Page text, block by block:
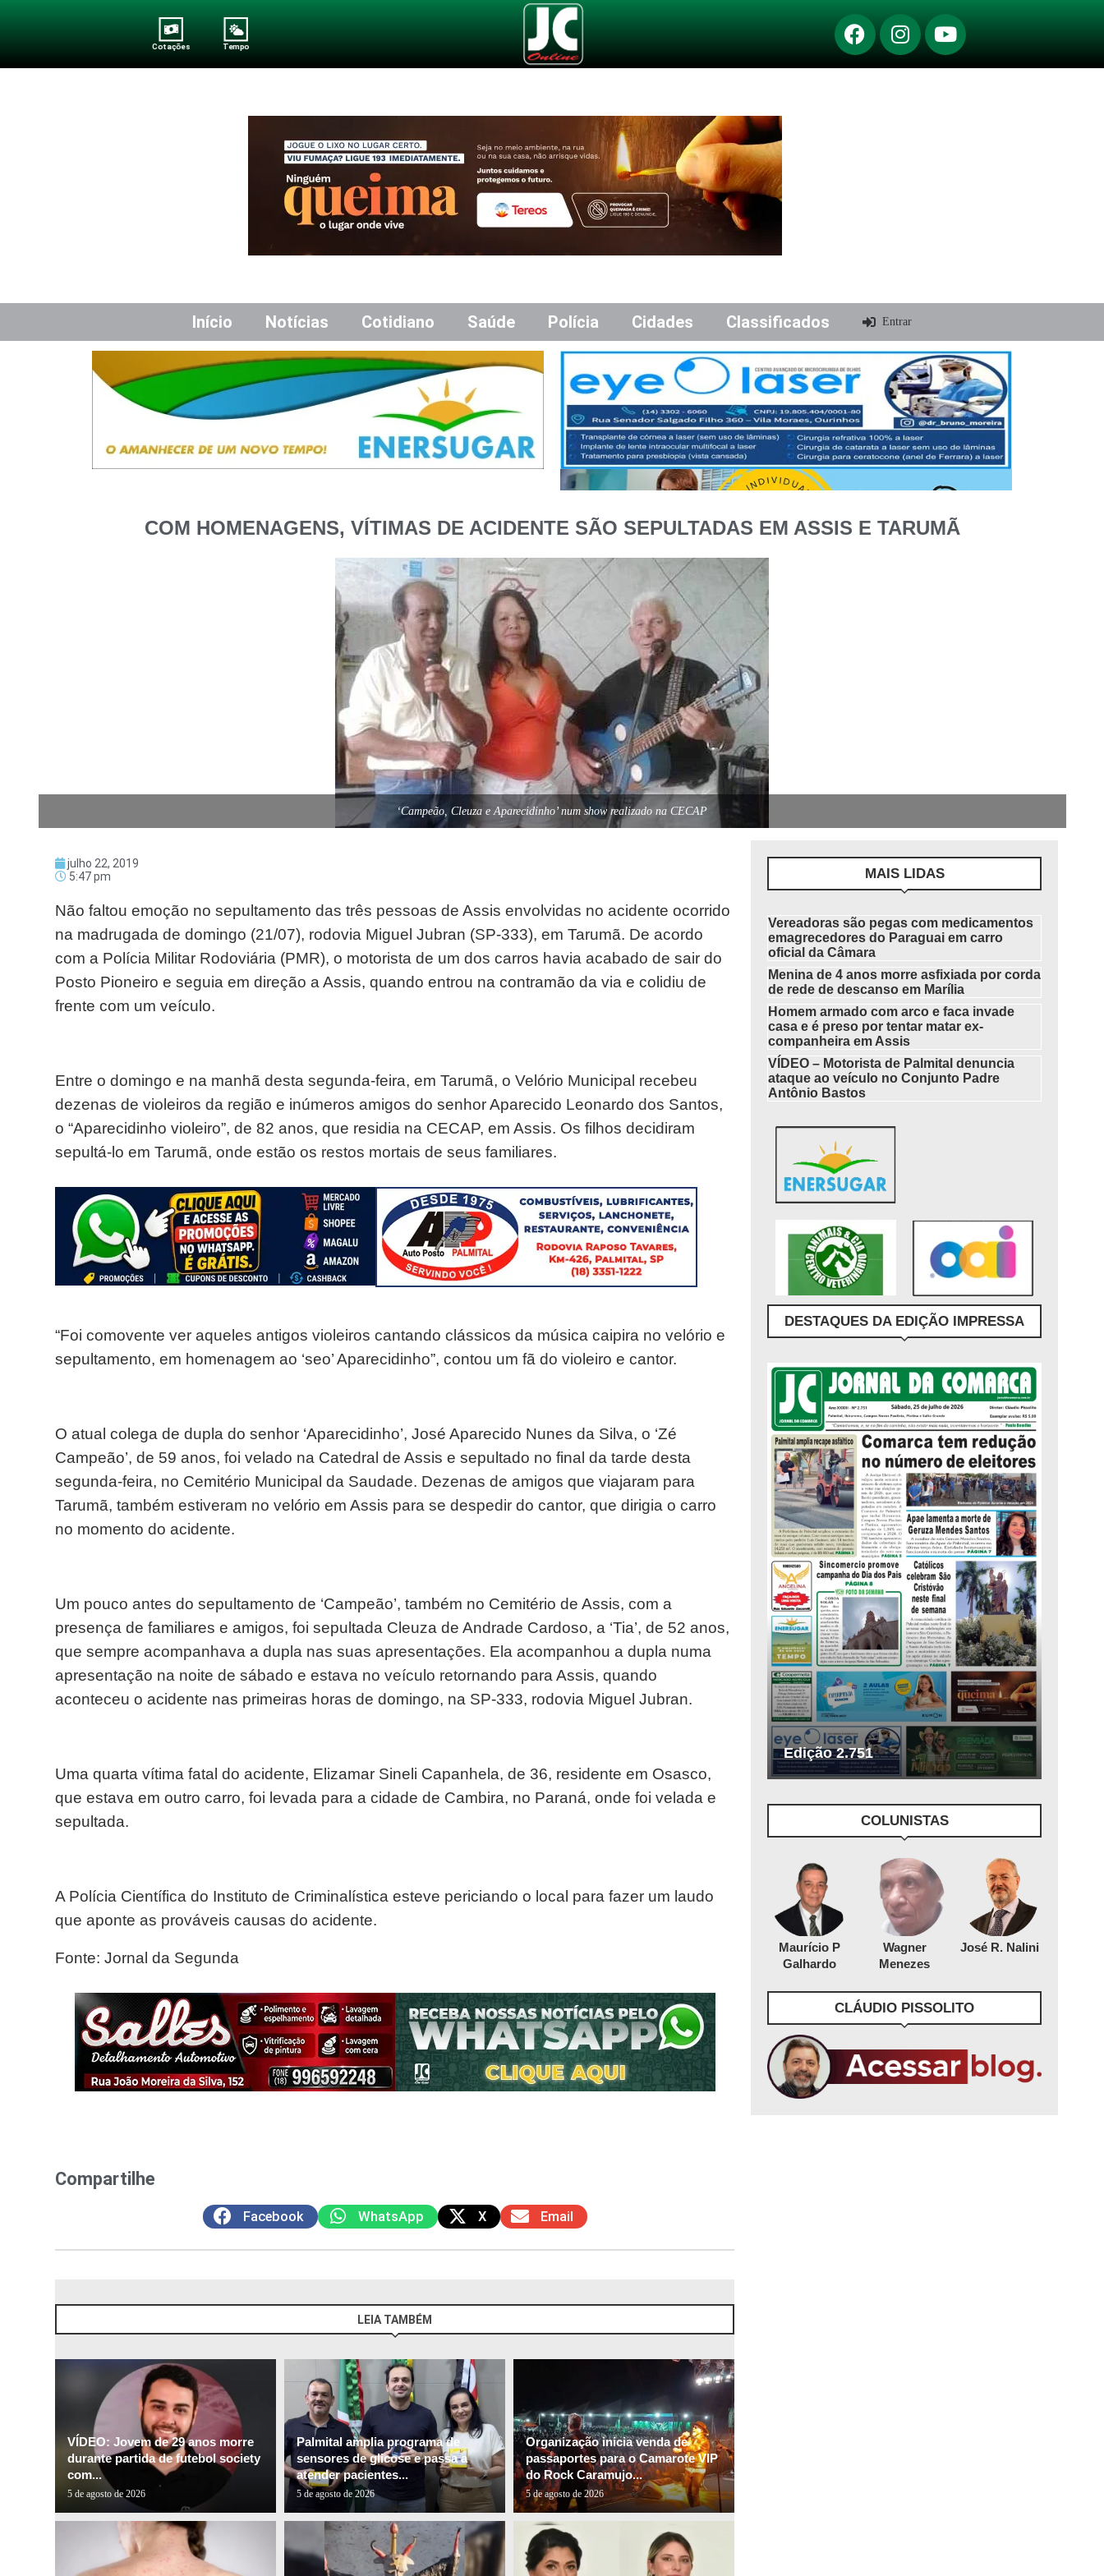
Cotações Tempo
Início Notícias Cotidiano Saúde Polícia Cidades Classificados Entrar
COM HOMENAGENS, VÍTIMAS DE ACIDENTE SÃO SEPULTADAS EM ASSIS E TARUMÃ
‘Campeão, Cleuza e Aparecidinho’ num show realizado na CECAP
julho 22, 2019
5:47 pm
Não faltou emoção no sepultamento das três pessoas de Assis envolvidas no acidente ocorrido
na madrugada de domingo (21/07), rodovia Miguel Jubran (SP-333), em Tarumã. De acordo
com a Polícia Militar Rodoviária (PMR), o motorista de um dos carros havia acabado de sair do
Posto Pioneiro e seguia em direção a Assis, quando entrou na contramão da via e colidiu de
frente com um veículo.
Entre o domingo e na manhã desta segunda-feira, em Tarumã, o Velório Municipal recebeu
dezenas de violeiros da região e inúmeros amigos do senhor Aparecido Leonardo dos Santos,
o “Aparecidinho violeiro”, de 82 anos, que residia na CECAP, em Assis. Os filhos decidiram
sepultá-lo em Tarumã, onde estão os restos mortais de seus familiares.
“Foi comovente ver aqueles antigos violeiros cantando clássicos da música caipira no velório e
sepultamento, em homenagem ao ‘seo’ Aparecidinho”, contou um fã do violeiro e cantor.
O atual colega de dupla do senhor ‘Aparecidinho’, José Aparecido Nunes da Silva, o ‘Zé
Campeão’, de 59 anos, foi velado na Catedral de Assis e sepultado no final da tarde desta
segunda-feira, no Cemitério Municipal da Saudade. Dezenas de amigos que viajaram para
Tarumã, também estiveram no velório em Assis para se despedir do cantor, que dirigia o carro
no momento do acidente.
Um pouco antes do sepultamento de ‘Campeão’, também no Cemitério de Assis, com a
presença de familiares e amigos, foi sepultada Cleuza de Andrade Cardoso, a ‘Tia’, de 52 anos,
que sempre acompanhava a dupla nas suas apresentações. Ela acompanhou a dupla numa
apresentação na noite de sábado e estava no veículo retornando para Assis, quando
aconteceu o acidente nas primeiras horas de domingo, na SP-333, rodovia Miguel Jubran.
Uma quarta vítima fatal do acidente, Elizamar Sineli Capanhela, de 36, residente em Osasco,
que estava em outro carro, foi levada para a cidade de Cambira, no Paraná, onde foi velada e
sepultada.
A Polícia Científica do Instituto de Criminalística esteve periciando o local para fazer um laudo
que aponte as prováveis causas do acidente.
Fonte: Jornal da Segunda
Compartilhe
Facebook WhatsApp X Email
LEIA TAMBÉM
VÍDEO: Jovem de 29 anos morre
durante partida de futebol society
com...
5 de agosto de 2026
Palmital amplia programa de
sensores de glicose e passa a
atender pacientes...
5 de agosto de 2026
Organização inicia venda de
passaportes para o Camarote VIP
do Rock Caramujo...
5 de agosto de 2026
MAIS LIDAS
Vereadoras são pegas com medicamentos
emagrecedores do Paraguai em carro
oficial da Câmara
Menina de 4 anos morre asfixiada por corda
de rede de descanso em Marília
Homem armado com arco e faca invade
casa e é preso por tentar matar ex-
companheira em Assis
VÍDEO – Motorista de Palmital denuncia
ataque ao veículo no Conjunto Padre
Antônio Bastos
DESTAQUES DA EDIÇÃO IMPRESSA
Edição 2.751
COLUNISTAS
Maurício P
Galhardo
Wagner
Menezes
José R. Nalini
CLÁUDIO PISSOLITO